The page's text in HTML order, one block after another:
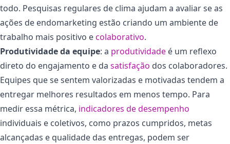
todo. Pesquisas regulares de clima ajudam a avaliar se as
ações de endomarketing estão criando um ambiente de
trabalho mais positivo ecolaborativo.
Produtividade da equipe: a produtividade é um reflexo
direto do engajamento e da satisfação dos colaboradores.
Equipes que se sentem valorizadas e motivadas tendem a
entregar melhores resultados em menos tempo. Para
medir essa métrica, indicadores de desempenho
individuais e coletivos, como prazos cumpridos, metas
alcançadas e qualidade das entregas, podem ser